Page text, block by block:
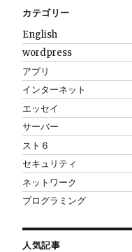
カテゴリー
English
wordpress
アプリ
インターネット
エッセイ
サーバー
スト６
セキュリティ
ネットワーク
プログラミング
人気記事